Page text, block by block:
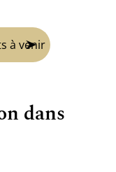
à venir
dans